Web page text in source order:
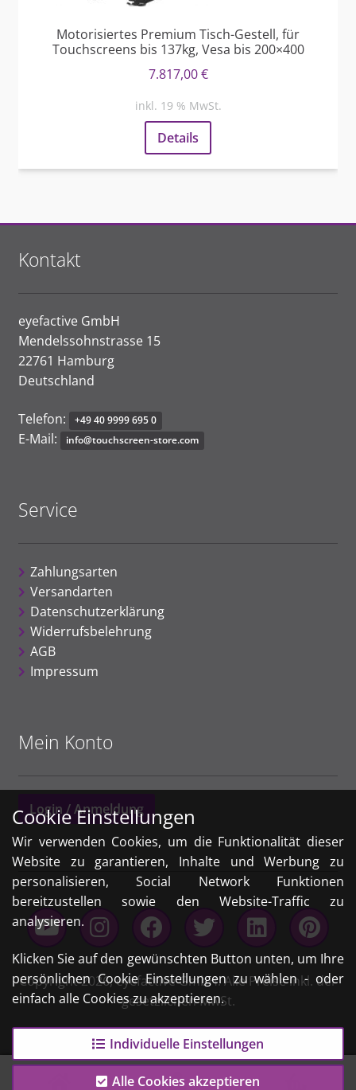
Motorisiertes Premium Tisch-Gestell, für
Touchscreens bis 137kg, Vesa bis 200×400
7.817,00€
inkl. 19 % MwSt.
Details
Cookie Einstellungen
Wir verwenden Cookies, um die Funktionalität dieser
Website zu garantieren, Inhalte und Werbung zu
personalisieren, Social Network Funktionen
bereitzustellen sowie den Website-Traffic zu
analysieren.
Klicken Sie auf den gewünschten Button unten, um Ihre
persönlichen Cookie Einstellungen zu wählen - oder
einfach alle Cookies zu akzeptieren.
Individuelle Einstellungen
Alle Cookies akzeptieren
Kontakt
eyefactive GmbH
Mendelssohnstrasse 15
22761 Hamburg
Deutschland
Telefon: +49409999695 0
E-Mail: info@touchscreen-store.com
Service
Zahlungsarten
Versandarten
Datenschutzerklärung
Widerrufsbelehrung
AGB
Impressum
Mein Konto
Login / Anmeldung
Copyright 2026,eyefactive GmbH. Alle Preise inkl. der
gesetzlichen MwSt.